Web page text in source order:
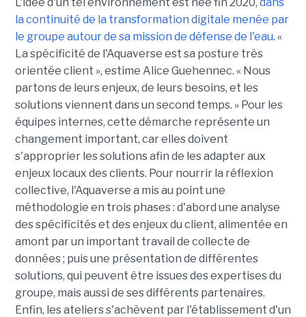
la continuité de la transformation digitale menée par
le groupe autour de sa mission de défense de l'eau. «
La spécificité de l'Aquaverse est sa posture très
orientée client », estime Alice Guehennec. « Nous
partons de leurs enjeux, de leurs besoins, et les
solutions viennent dans un second temps. » Pour les
équipes internes, cette démarche représente un
changement important, car elles doivent
s'approprier les solutions afin de les adapter aux
enjeux locaux des clients. Pour nourrir la réflexion
collective, l'Aquaverse a mis au point une
méthodologie en trois phases : d'abord une analyse
des spécificités et des enjeux du client, alimentée en
amont par un important travail de collecte de
données ; puis une présentation de différentes
solutions, qui peuvent être issues des expertises du
groupe, mais aussi de ses différents partenaires.
Enfin, les ateliers s'achèvent par l'établissement d'un